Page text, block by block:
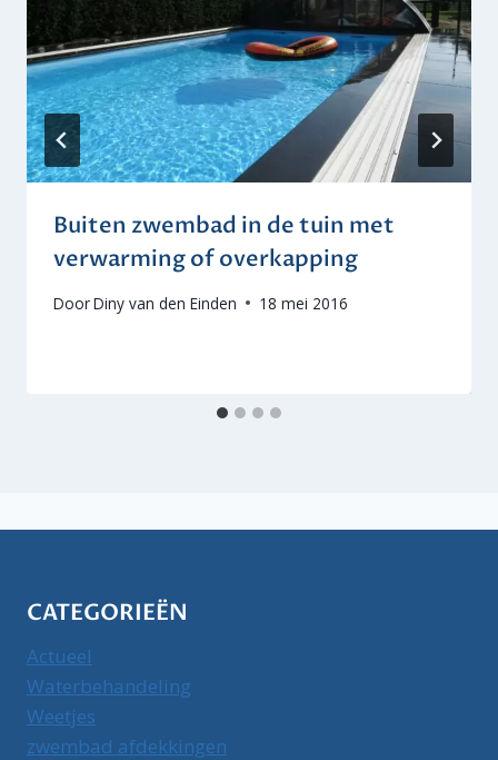
Buiten zwembad in de tuin met
verwarming of overkapping
DoorDiny van den Einden 18 mei 2016
CATEGORIEËN
Actueel
Waterbehandeling
Weetjes
zwembad afdekkingen